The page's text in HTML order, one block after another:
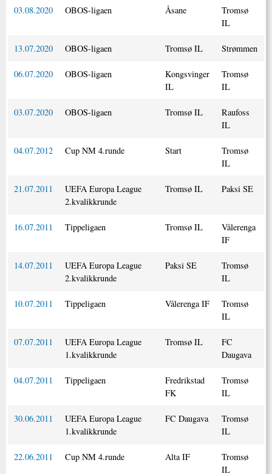
03.08.2020 OBOS-ligaen Åsane
Tromsø
IL
13.07.2020 OBOS-ligaen Tromsø IL Strømmen
06.07.2020 OBOS-ligaen
Kongsvinger
IL
Tromsø
IL
03.07.2020 OBOS-ligaen Tromsø IL
Raufoss
IL
04.07.2012 Cup NM 4.runde Start
Tromsø
IL
21.07.2011
UEFA Europa League
2.kvalikkrunde
Tromsø IL Paksi SE
16.07.2011 Tippeligaen Tromsø IL
Vålerenga
IF
14.07.2011
UEFA Europa League
2.kvalikkrunde
Paksi SE
Tromsø
IL
10.07.2011 Tippeligaen Vålerenga IF
Tromsø
IL
07.07.2011
UEFA Europa League
1.kvalikkrunde
Tromsø IL
FC
Daugava
04.07.2011 Tippeligaen
Fredrikstad
FK
Tromsø
IL
30.06.2011
UEFA Europa League
1.kvalikkrunde
FC Daugava
Tromsø
IL
22.06.2011 Cup NM 4.runde Alta IF
Tromsø
IL